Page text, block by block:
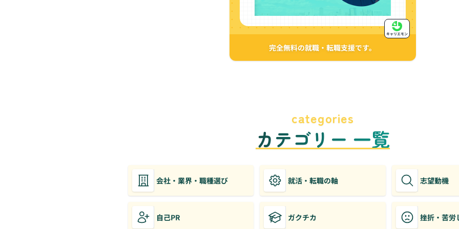
完全無料の就職・転職支援です。
キャリエモン
categories
カテゴリー 一覧
会社・業界・職種選び 就活・転職の軸 志望動機
自己PR ガクチカ 挫折・苦労